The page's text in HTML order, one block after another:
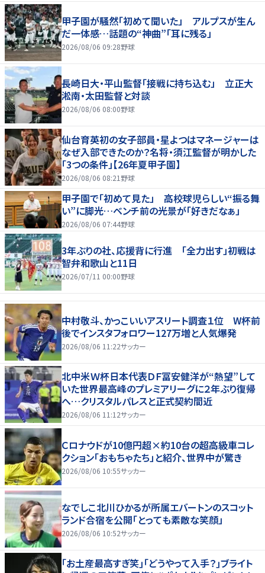
甲子園が騒然「初めて聞いた」 アルプスが生ん
だ一体感…話題の“神曲”「耳に残る」
2026/08/06 09:28野球
長崎日大・平山監督「接戦に持ち込む」 立正大
淞南・太田監督と対談
2026/08/06 08:00野球
仙台育英初の女子部員・星よつはマネージャーは
なぜ入部できたのか？名将・須江監督が明かした
「3つの条件」【26年夏甲子園】
2026/08/06 08:21 野球
甲子園で「初めて見た」 高校球児らしい“振る舞
い”に脚光…ベンチ前の光景が「好きだなぁ」
2026/08/06 07:44野球
3年ぶりの社、応援背に行進 「全力出す」初戦は
智弁和歌山と11日
2026/07/11 00:00野球
中村敬斗、かっこいいアスリート調査１位 W杯前
後でインスタフォロワー127万増と人気爆発
2026/08/06 11:22サッカー
北中米Ｗ杯日本代表ＤＦ冨安健洋が“熱望”して
いた世界最高峰のプレミアリーグに２年ぶり復帰
へ…クリスタルパレスと正式契約間近
2026/08/06 11:12サッカー
Ｃロナウドが10億円超×約10台の超高級車コレ
クション「おもちゃたち」と紹介、世界中が驚き
2026/08/06 10:55サッカー
なでしこ北川ひかるが所属エバートンのスコット
ランド合宿を公開「とっても素敵な笑顔」
2026/08/06 10:52サッカー
｢お土産最高すぎ笑｣｢どうやって入手？｣ブライト